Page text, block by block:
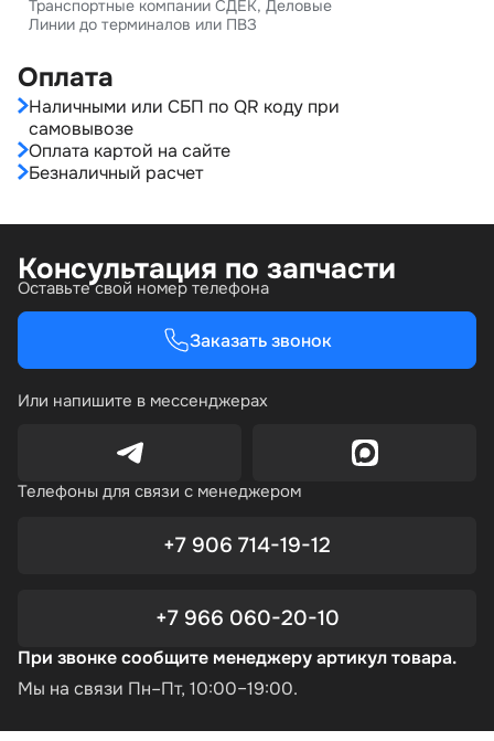
Транспортные компании СДЕК, Деловые
Линии до терминалов или ПВЗ
Оплата
Наличными или СБП по QR коду при
самовывозе
Оплата картой на сайте
Безналичный расчет
Консультация по запчасти
Оставьте свой номер телефона
Заказать звонок
Или напишите в мессенджерах
Телефоны для связи с менеджером
+7 906 714-19-12
+7 966 060-20-10
При звонке сообщите менеджеру артикул товара.
Мы на связи Пн–Пт, 10:00–19:00.